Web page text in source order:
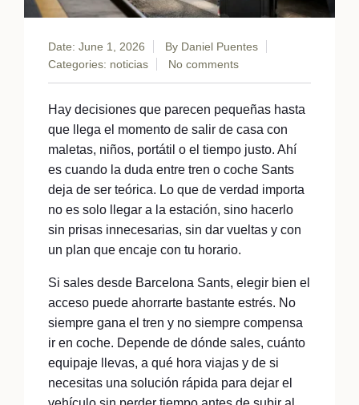
Date: June 1, 2026 By Daniel Puentes
Categories: noticias No comments
Hay decisiones que parecen pequeñas hasta
que llega el momento de salir de casa con
maletas, niños, portátil o el tiempo justo. Ahí
es cuando la duda entre tren o coche Sants
deja de ser teórica. Lo que de verdad importa
no es solo llegar a la estación, sino hacerlo
sin prisas innecesarias, sin dar vueltas y con
un plan que encaje con tu horario.
Si sales desde Barcelona Sants, elegir bien el
acceso puede ahorrarte bastante estrés. No
siempre gana el tren y no siempre compensa
ir en coche. Depende de dónde sales, cuánto
equipaje llevas, a qué hora viajas y de si
necesitas una solución rápida para dejar el